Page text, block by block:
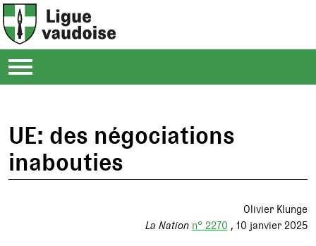
UE: des négociations
inabouties
Olivier Klunge
La Nation n° 2270 10 janvier 2025